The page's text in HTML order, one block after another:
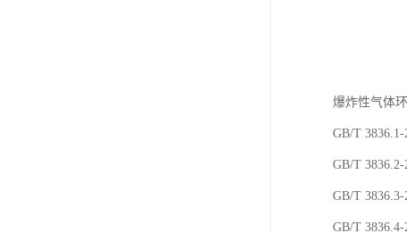
爆炸性气体
GB/T
GB/T
GB/T
GB/T